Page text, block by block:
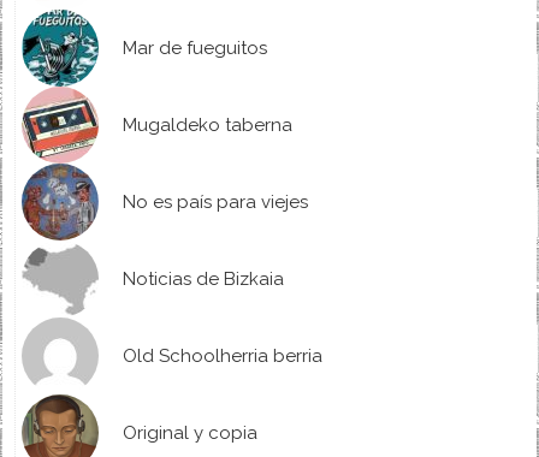
Mar de fueguitos
Mugaldeko taberna
No es país para viejes
Noticias de Bizkaia
Old Schoolherria berria
Original y copia